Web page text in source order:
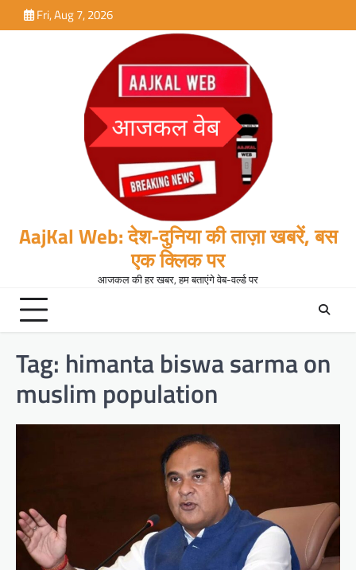
to
Fri, Aug 7, 2026
AajKal Web: देश-दुनिया की ताज़ा खबरें, बस
एक क्लिक पर
आजकल की हर खबर, हम बताएंगे वेब-वर्ल्ड पर
Tag: himanta biswa sarma on
muslim population